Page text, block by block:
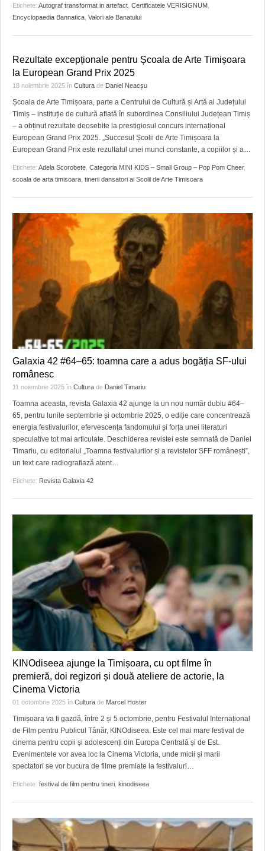
Etichete: Autograf transformat in artefact Certificatele VERISIGNUM
Encyclopaedia Bannatica Valori ale Banatului
Rezultate excepționale pentru Școala de Arte Timișoara
la European Grand Prix 2025
18 noiembrie 2025 în Cultura de Daniel Neacșu
Școala de Arte Timișoara, parte a Centrului de Cultură și Artă al Județului
Timiș – instituție de cultură aflată în subordinea Consiliului Județean Timiș
– a obținut rezultate deosebite la prestigiosul concurs internațional
European Grand Prix 2025. „Succesul Școlii de Arte Timișoara la
European Grand Prix este rezultatul unei munci constante, a copiilor și a
Etichete: Adela Scorobete Categoria MINI KIDS – Small Group – Pop Pom Cheer,
scoala de arta timisoara tinerii dansatori ai Scolii de Arte Timisoara
Galaxia 42 #64–65: toamna care a adus bogăția SF-ului
românesc
11 noiembrie 2025 în Cultura de Daniel Timariu
Toamna aceasta, revista Galaxia 42 ajunge la un nou număr dublu #64–
65, pentru lunile septembrie și octombrie 2025, o ediție care concentrează
energia festivalurilor, efervescența fandomului și forța unei literaturi
speculative tot mai articulate. Deschiderea revistei este semnată de Daniel
Timariu, cu editorialul „Toamna festivalurilor și a revistelor SFF românești”,
un text care radiografiază atent…
Etichete: Revista Galaxia 42
KINOdiseea ajunge la Timișoara, cu opt filme în
premieră, doi regizori și două ateliere de actorie, la
Cinema Victoria
01 octombrie 2025 în Cultura de Marcel Hoster
Timișoara va fi gazdă, între 2 și 5 octombrie, pentru Festivalul Internațional
de Film pentru Publicul Tânăr, KINOdiseea. Este cel mai mare festival de
cinema pentru copii și adolescenți din Europa Centrală și de Est.
Evenimentele vor avea loc la Cinema Victoria, unde micii și marii
spectatori se vor bucura de filme premiate la festivaluri
Etichete: festival de film pentru tineri kinodiseea